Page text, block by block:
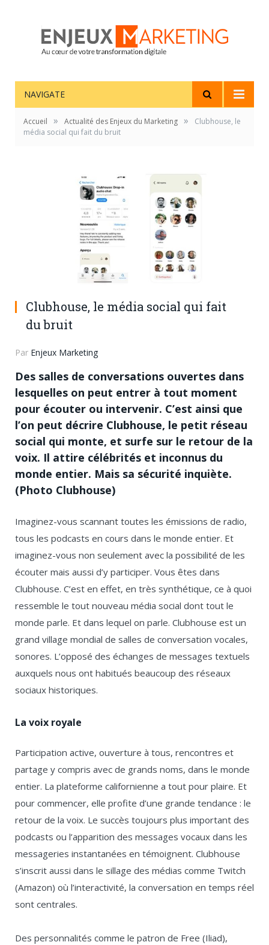
NAVIGATE
Accueil » Actualité des Enjeux du Marketing »
Clubhouse, le
média social qui fait du bruit
Clubhouse, le média social qui fait
du bruit
Par Enjeux Marketing
Des salles de conversations ouvertes dans
lesquelles on peut entrer à tout moment
pour écouter ou intervenir. C’est ainsi que
l’on peut décrire Clubhouse, le petit réseau
social qui monte, et surfe sur le retour de la
voix. Il attire célébrités et inconnus du
monde entier. Mais sa sécurité inquiète.
(Photo Clubhouse)
Imaginez-vous scannant toutes les émissions de radio,
tous les podcasts en cours dans le monde entier. Et
imaginez-vous non seulement avec la possibilité de les
écouter mais aussi d’y participer. Vous êtes dans
Clubhouse. C’est en effet, en très synthétique, ce à quoi
ressemble le tout nouveau média social dont tout le
monde parle. Et dans lequel on parle. Clubhouse est un
grand village mondial de salles de conversation vocales,
sonores. L’opposé des échanges de messages textuels
auxquels nous ont habitués beaucoup des réseaux
sociaux historiques.
La voix royale
Participation active, ouverture à tous, rencontres et
partage y compris avec de grands noms, dans le monde
entier. La plateforme californienne a tout pour plaire. Et
pour commencer, elle profite d’une grande tendance : le
retour de la voix. Le succès toujours plus important des
podcasts ou l’apparition des messages vocaux dans les
messageries instantanées en témoignent. Clubhouse
s’inscrit aussi dans le sillage des médias comme Twitch
(Amazon) où l’interactivité, la conversation en temps réel
sont centrales.
Des personnalités comme le patron de Free (Iliad),